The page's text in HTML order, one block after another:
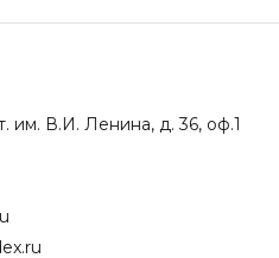
им. В.И. Ленина, д. 36, оф.1